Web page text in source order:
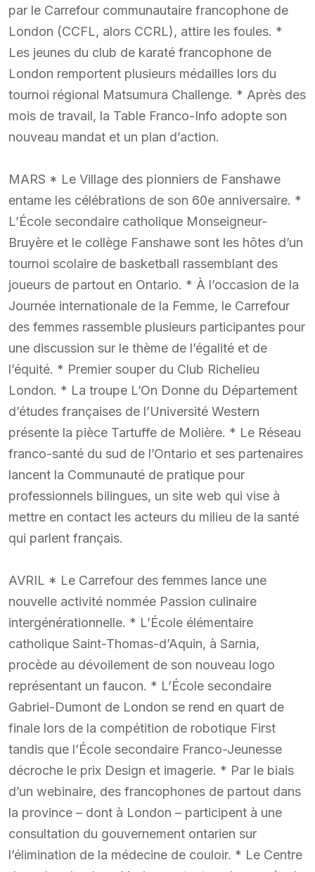
par le Carrefour communautaire francophone de
London (CCFL, alors CCRL), attire les foules. *
Les jeunes du club de karaté francophone de
London remportent plusieurs médailles lors du
tournoi régional Matsumura Challenge. * Après des
mois de travail, la Table Franco-Info adopte son
nouveau mandat et un plan d’action.
MARS * Le Village des pionniers de Fanshawe
entame les célébrations de son 60e anniversaire. *
L’École secondaire catholique Monseigneur-
Bruyère et le collège Fanshawe sont les hôtes d’un
tournoi scolaire de basketball rassemblant des
joueurs de partout en Ontario. * À l’occasion de la
Journée internationale de la Femme, le Carrefour
des femmes rassemble plusieurs participantes pour
une discussion sur le thème de l’égalité et de
l’équité. * Premier souper du Club Richelieu
London. * La troupe L’On Donne du Département
d’études françaises de l’Université Western
présente la pièce Tartuffe de Molière. * Le Réseau
franco-santé du sud de l’Ontario et ses partenaires
lancent la Communauté de pratique pour
professionnels bilingues, un site web qui vise à
mettre en contact les acteurs du milieu de la santé
qui parlent français.
AVRIL * Le Carrefour des femmes lance une
nouvelle activité nommée Passion culinaire
intergénérationnelle. * L’École élémentaire
catholique Saint-Thomas-d’Aquin, à Sarnia,
procède au dévoilement de son nouveau logo
représentant un faucon. * L’École secondaire
Gabriel-Dumont de London se rend en quart de
finale lors de la compétition de robotique First
tandis que l’École secondaire Franco-Jeunesse
décroche le prix Design et imagerie. * Par le biais
d’un webinaire, des francophones de partout dans
la province – dont à London – participent à une
consultation du gouvernement ontarien sur
l’élimination de la médecine de couloir. * Le Centre